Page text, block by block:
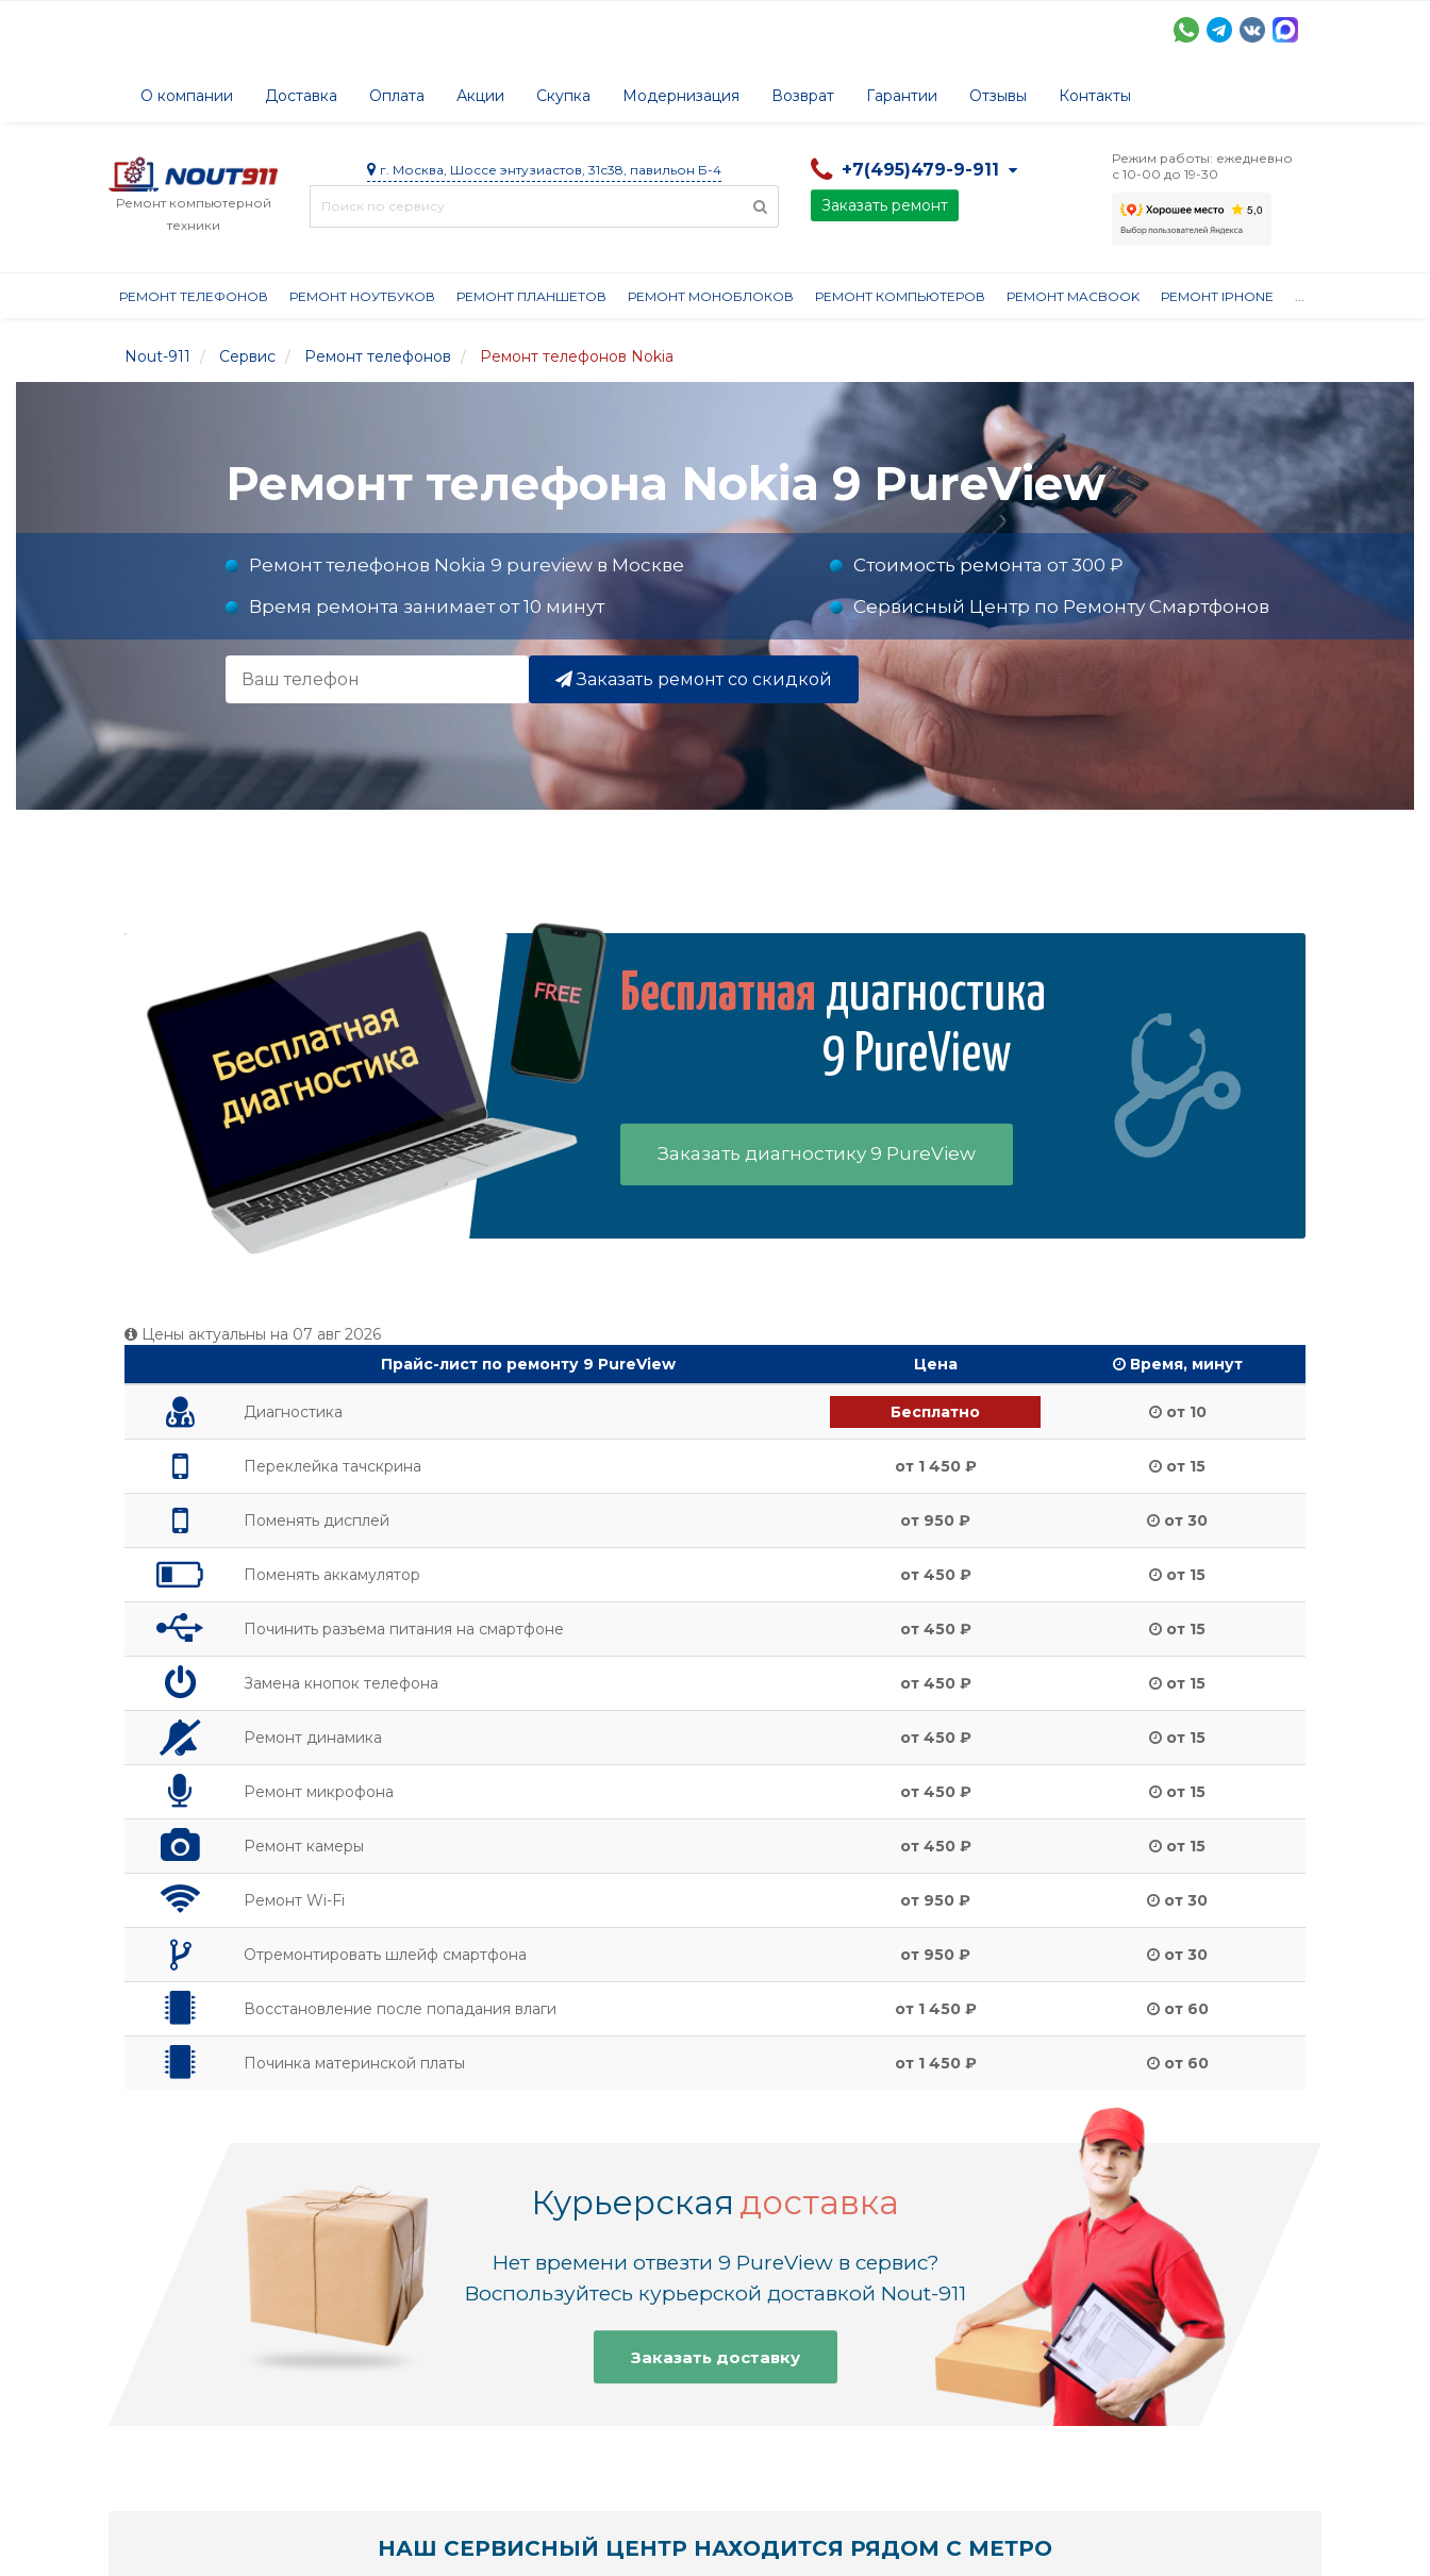
О компании Доставка Оплата Акции Скупка Модернизация Возврат Гарантии Отзывы Контакты
Ремонт компьютерной
техники
г. Москва, Шоссе энтузиастов, 31с38, павильон Б-4 +7(495)479-9-911
Заказать ремонт
Режим работы: ежедневно
с 10-00 до 19-30
РЕМОНТ ТЕЛЕФОНОВ РЕМОНТ НОУТБУКОВ РЕМОНТ ПЛАНШЕТОВ РЕМОНТ МОНОБЛОКОВ РЕМОНТ КОМПЬЮТЕРОВ РЕМОНТ MACBOOK РЕМОНТ IPHONE ...
Nout-911 Сервис Ремонт телефонов Ремонт телефонов Nokia
Ремонт телефона Nokia 9 PureView
Ремонт телефонов Nokia 9 pureview в Москве
Стоимость ремонта от 300 ₽
Время ремонта занимает от 10 минут
Сервисный Центр по Ремонту Смартфонов
Заказать ремонт со скидкой
Бесплатная диагностика
9 PureView
Заказать диагностику 9 PureView
Цены актуальны на 07 авг 2026
Прайс-лист по ремонту 9 PureView
Цена Время, минут
Диагностика Бесплатно от 10
Переклейка тачскрина от 1 450 ₽ от 15
Поменять дисплей от 950 ₽ от 30
Поменять аккамулятор от 450 ₽ от 15
Починить разъема питания на смартфоне от 450 ₽ от 15
Замена кнопок телефона от 450 ₽ от 15
Ремонт динамика от 450 ₽ от 15
Ремонт микрофона от 450 ₽ от 15
Ремонт камеры от 450 ₽ от 15
Ремонт Wi-Fi от 950 ₽ от 30
Отремонтировать шлейф смартфона от 950 ₽ от 30
Восстановление после попадания влаги от 1 450 ₽ от 60
Починка материнской платы от 1 450 ₽ от 60
Курьерская доставка
Нет времени отвезти 9 PureView в сервис?
Воспользуйтесь курьерской доставкой Nout-911
Заказать доставку
НАШ СЕРВИСНЫЙ ЦЕНТР НАХОДИТСЯ РЯДОМ С МЕТРО